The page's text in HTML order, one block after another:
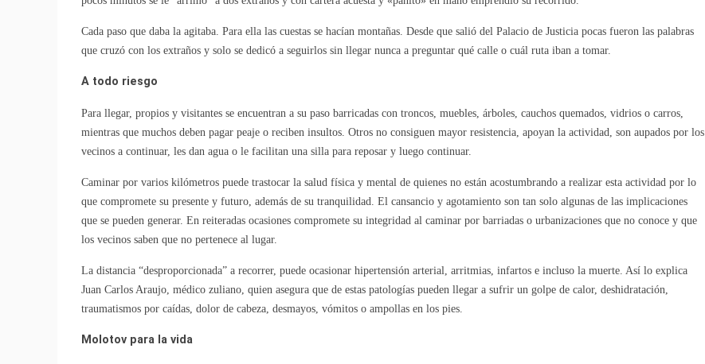
Cada paso que daba la agitaba. Para ella las cuestas se hacían montañas. Desde que salió del Palacio de Justicia pocas fueron las palabras
que cruzó con los extraños y solo se dedicó a seguirlos sin llegar nunca a preguntar qué calle o cuál ruta iban a tomar.
A todo riesgo
Para llegar, propios y visitantes se encuentran a su paso barricadas con troncos, muebles, árboles, cauchos quemados, vidrios o carros,
mientras que muchos deben pagar peaje o reciben insultos. Otros no consiguen mayor resistencia, apoyan la actividad, son aupados por los
vecinos a continuar, les dan agua o le facilitan una silla para reposar y luego continuar.
Caminar por varios kilómetros puede trastocar la salud física y mental de quienes no están acostumbrando a realizar esta actividad por lo
que compromete su presente y futuro, además de su tranquilidad. El cansancio y agotamiento son tan solo algunas de las implicaciones
que se pueden generar. En reiteradas ocasiones compromete su integridad al caminar por barriadas o urbanizaciones que no conoce y que
los vecinos saben que no pertenece al lugar.
La distancia “desproporcionada” a recorrer, puede ocasionar hipertensión arterial, arritmias, infartos e incluso la muerte. Así lo explica
Juan Carlos Araujo, médico zuliano, quien asegura que de estas patologías pueden llegar a sufrir un golpe de calor, deshidratación,
traumatismos por caídas, dolor de cabeza, desmayos, vómitos o ampollas en los pies.
Molotov para la vida